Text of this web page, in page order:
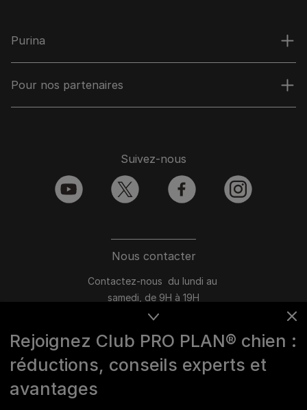
Rejoignez Club PRO PLAN® chien :
réductions, conseils experts et
avantages
Purina
Pour nos partenaires
Nous contacter
Contactez-nous du lundi au
samedi, de 9H à 19H
du lundi au vendredi, de 10H à 16H
> Nous écrire
Suivez-nous
youtube twitter facebook instagram